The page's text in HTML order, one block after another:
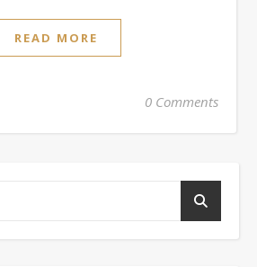
READ MORE
0 Comments